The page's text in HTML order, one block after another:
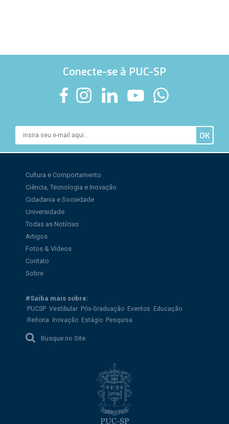
Conecte-se à PUC-SP
Cultura e Comportamento
Ciência, Tecnologia e Inovação
Cidadania e Sociedade
Universidade
Todas as Notícias
Artigos
Fotos & Vídeos
Contato
Sobre
#Saiba mais sobre:
PUCSP Vestibular Pós-Graduação Eventos
Educação
Reitoria
Inovação Estágio Pesquisa
Busque no Site